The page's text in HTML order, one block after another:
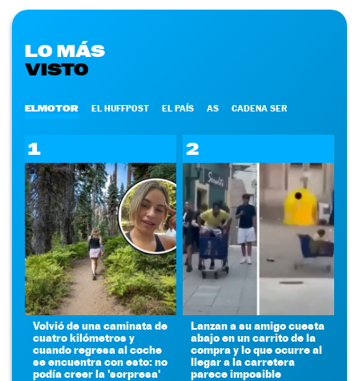
LO MÁS
VISTO
ELMOTOR EL HUFFPOST EL PAÍS AS CADENA SER
1
Volvió de una caminata de
cuatro kilómetros y
cuando regresa al coche
se encuentra con esto: no
podía creer la 'sorpresa'
2
Lanzan a su amigo cuesta
abajo en un carrito de la
compra y lo que ocurre al
llegar a la carretera
parece imposible